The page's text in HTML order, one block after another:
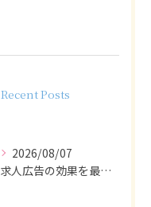
Recent Posts
2026/08/07
求人広告の効果を最大化するために最も重要なのは、掲載タイミン...